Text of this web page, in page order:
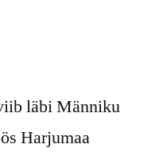
läbi Männiku
Harjumaa